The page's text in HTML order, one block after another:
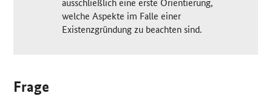
welche Aspekte im Falle einer
Existenzgründung zu beachten sind.
Frage